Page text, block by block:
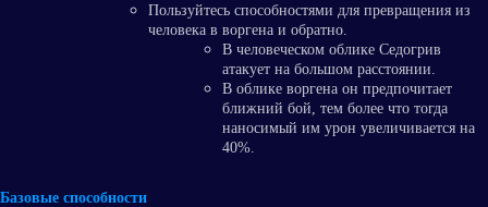
Пользуйтесь способностями для превращения из
человека в воргена и обратно.
В человеческом облике Седогрив
атакует на большом расстоянии.
В облике воргена он предпочитает
ближний бой, тем более что тогда
наносимый им урон увеличивается на
40%.
Базовые способности